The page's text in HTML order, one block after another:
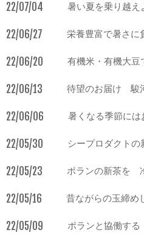
22/07/04 暑い夏を乗り越
22/06/27 栄養豊富で暑さ
22/06/20 有機米・有機大
22/06/13 待望のお届け 駿
22/06/06 暑くなる季節に
22/05/30 シープロダクト
22/05/23 ポランの新茶を
22/05/16 昔ながらの玉締
22/05/09 ポランと協働す